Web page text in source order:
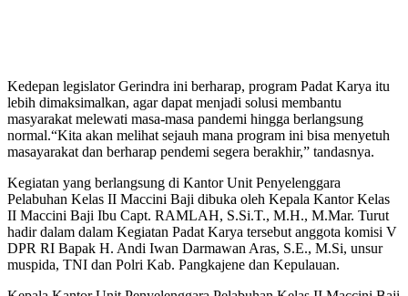
Kedepan legislator Gerindra ini berharap, program Padat Karya itu
lebih dimaksimalkan, agar dapat menjadi solusi membantu
masyarakat melewati masa-masa pandemi hingga berlangsung
normal.“Kita akan melihat sejauh mana program ini bisa menyetuh
masayarakat dan berharap pendemi segera berakhir,” tandasnya.
Kegiatan yang berlangsung di Kantor Unit Penyelenggara
Pelabuhan Kelas II Maccini Baji dibuka oleh Kepala Kantor Kelas
II Maccini Baji Ibu Capt. RAMLAH, S.Si.T., M.H., M.Mar. Turut
hadir dalam dalam Kegiatan Padat Karya tersebut anggota komisi V
DPR RI Bapak H. Andi Iwan Darmawan Aras, S.E., M.Si, unsur
muspida, TNI dan Polri Kab. Pangkajene dan Kepulauan.